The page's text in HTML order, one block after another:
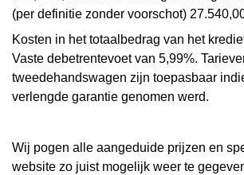
(per definitie zonder voorschot)
Kosten in het totaalbedrag van het
Vaste debetrentevoet van 5,99%.
tweedehandswagen zijn toepasbaar
verlengde garantie genomen werd.
Wij pogen alle aangeduide prijzen en
website zo juist mogelijk weer te